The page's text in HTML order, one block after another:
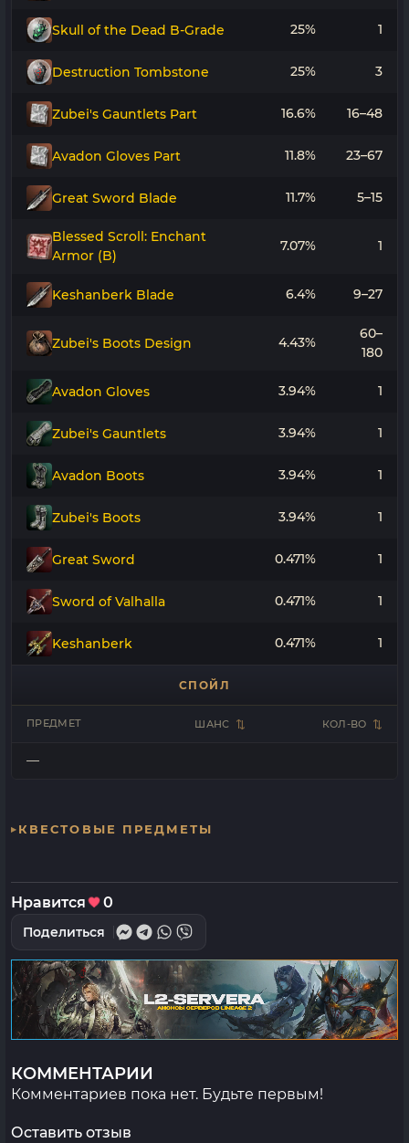
Skull of the Dead B-Grade 25% 1
Destruction Tombstone 25% 3
Zubei's Gauntlets Part 16.6% 16–48
Avadon Gloves Part 11.8% 23–67
Great Sword Blade 11.7% 5–15
Blessed Scroll: Enchant
Armor (B)
7.07% 1
Keshanberk Blade 6.4% 9–27
Zubei's Boots Design 4.43%
60–
180
Avadon Gloves 3.94% 1
Zubei's Gauntlets 3.94% 1
Avadon Boots 3.94% 1
Zubei's Boots 3.94% 1
Great Sword 0.471% 1
Sword of Valhalla 0.471% 1
Keshanberk 0.471% 1
СПОЙЛ
ПРЕДМЕТ ШАНС КОЛ-ВО
—
КВЕСТОВЫЕ ПРЕДМЕТЫ
Нравится 0
Поделиться
КОММЕНТАРИИ
Комментариев пока нет. Будьте первым!
Оставить отзыв